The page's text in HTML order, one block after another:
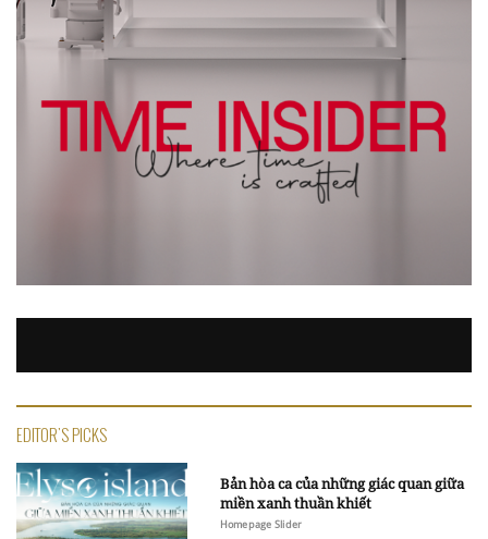
EDITOR'S PICKS
Bản hòa ca của những giác quan giữa
miền xanh thuần khiết
Homepage Slider